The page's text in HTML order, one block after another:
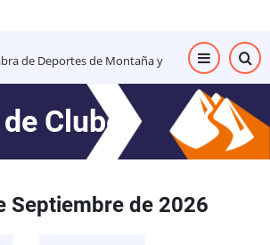
de Deportes de Montaña y
Clubes
Septiembre de 2026